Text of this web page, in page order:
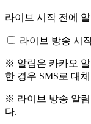
라이브 시작 전에
라이브 방송 시
※ 알림은 카카오
한 경우 SMS로 대
※ 라이브 방송 알림
다.